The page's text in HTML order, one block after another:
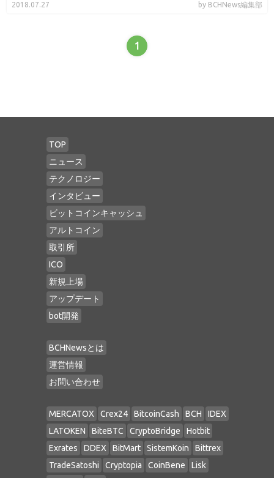
2018.07.27 by BCHNews編集部
1
TOP
ニュース
テクノロジー
インタビュー
ビットコインキャッシュ
アルトコイン
取引所
ICO
新規上場
アップデート
bot開発
BCHNewsとは
運営情報
お問い合わせ
MERCATOX Crex24 BitcoinCash BCH
IDEX
LATOKEN
BiteBTC CryptoBridge
Hotbit
Exrates
DDEX BitMart SistemKoin
Bittrex
TradeSatoshi
Cryptopia CoinBene
Lisk